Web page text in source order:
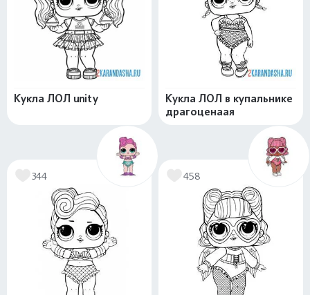
Кукла ЛОЛ unity
Кукла ЛОЛ в купальнике
драгоценаая
344 458